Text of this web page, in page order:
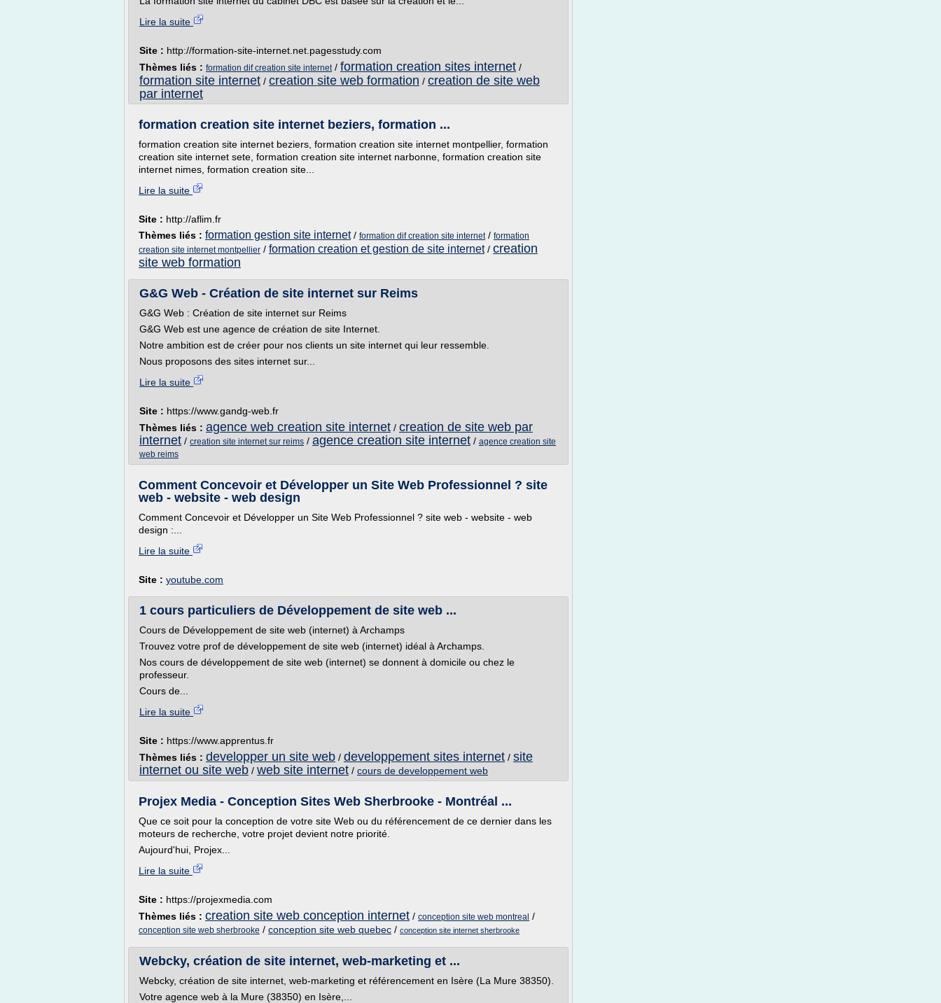
Lire la suite
Site : http://formation-site-internet.net.pagesstudy.com
Thèmes liés : formation dif creation site internet/ formation creation sites internet /
formation site internet / creation site web formation / creation de site web
par internet
formation creation site internet beziers, formation ...
formation creation site internet beziers, formation creation site internet montpellier, formation
creation site internet sete, formation creation site internet narbonne, formation creation site
internet nimes, formation creation site...
Lire la suite
Site : http://aflim.fr
Thèmes liés : formation gestion site internet/ formation dif creation site internet/ formation
creation site internet montpellier / formation creation et gestion de site internet/ creation
site web formation
G&G Web - Création de site internet sur Reims
G&G Web : Création de site internet sur Reims
G&G Web est une agence de création de site Internet.
Notre ambition est de créer pour nos clients un site internet qui leur ressemble.
Nous proposons des sites internet sur...
Lire la suite
Site : https://www.gandg-web.fr
Thèmes liés : agence web creation site internet / creation de site web par
internet / creation site internet sur reims / agence creation site internet / agence creation site
web reims
Comment Concevoir et Développer un Site Web Professionnel ? site
web - website - web design
Comment Concevoir et Développer un Site Web Professionnel ? site web - website - web
design :...
Lire la suite
Site : youtube.com
1 cours particuliers de Développement de site web ...
Cours de Développement de site web (internet) à Archamps
Trouvez votre prof de développement de site web (internet) idéal à Archamps.
Nos cours de développement de site web (internet) se donnent à domicile ou chez le
professeur.
Cours de...
Lire la suite
Site : https://www.apprentus.fr
Thèmes liés : developper un site web / developpement sites internet / site
internet ou site web / web site internet / cours de developpement web
Projex Media - Conception Sites Web Sherbrooke - Montréal ...
Que ce soit pour la conception de votre site Web ou du référencement de ce dernier dans les
moteurs de recherche, votre projet devient notre priorité.
Aujourd'hui, Projex...
Lire la suite
Site : https://projexmedia.com
Thèmes liés : creation site web conception internet / conception site web montreal /
conception site web sherbrooke / conception site web quebec / conception site internet sherbrooke
Webcky, création de site internet, web-marketing et ...
Webcky, création de site internet, web-marketing et référencement en Isère (La Mure 38350).
Votre agence web à la Mure (38350) en Isère,...